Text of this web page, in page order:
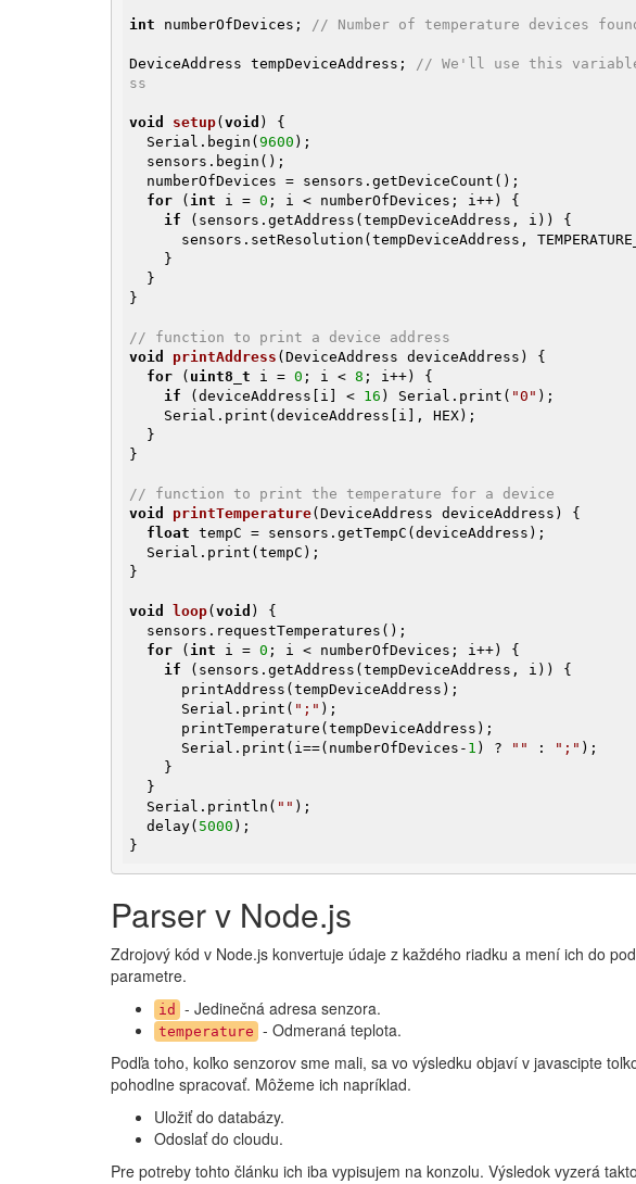
int numberOfDevices; // Number of temperature devices
DeviceAddress tempDeviceAddress; // We'll use this
ss
void setup( void )
{
  Serial.begin(
9600 );
for ( int i = 0 ; i < numberOfDevices; i++) {
if (sensors.getAddress(tempDeviceAddress, i)) {
}
// function to print a device address
void
printAddress (DeviceAddress deviceAddress)
{
for ( uint8_t i = 0 ; i < 8 ; i++) {
if (deviceAddress[i] < 16 ) Serial.print( "0" );
}
// function to print the temperature for a device
void
printTemperature(DeviceAddress deviceAddress)
{
float tempC = sensors.getTempC(deviceAddress);
}
void loop( void )
{
for ( int i = 0 ; i < numberOfDevices; i++) {
if (sensors.getAddress(tempDeviceAddress, i)) {
      Serial.print(
";" );
      Serial.print(i==(numberOfDevices-
1 ) ? "" : ";" );
  Serial.println(
"" );
  delay(
5000 );
}
Parser v Node.js
Zdrojový kód v Node.js konvertuje údaje z každého riadku a mení ich do
parametre.
id - Jedinečná adresa senzora.
temperature - Odmeraná teplota.
Podľa toho, koľko senzorov sme mali, sa vo výsledku objaví v javascipte
pohodlne spracovať. Môžeme ich napríklad.
Uložiť do databázy.
Odoslať do cloudu.
Pre potreby tohto článku ich iba vypisujem na konzolu. Výsledok vyzerá